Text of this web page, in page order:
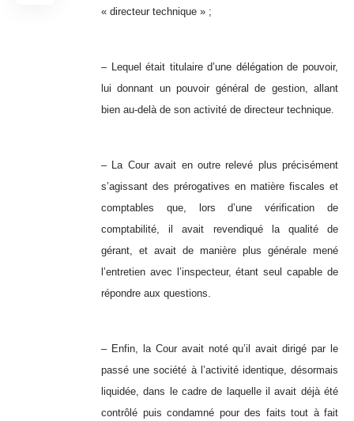
« directeur technique » ;
– Lequel était titulaire d’une délégation de pouvoir,
lui donnant un pouvoir général de gestion, allant
bien au-delà de son activité de directeur technique.
– La Cour avait en outre relevé plus précisément
s’agissant des prérogatives en matière fiscales et
comptables que, lors d’une vérification de
comptabilité, il avait revendiqué la qualité de
gérant, et avait de manière plus générale mené
l’entretien avec l’inspecteur, étant seul capable de
répondre aux questions.
– Enfin, la Cour avait noté qu’il avait dirigé par le
passé une société à l’activité identique, désormais
liquidée, dans le cadre de laquelle il avait déjà été
contrôlé puis condamné pour des faits tout à fait